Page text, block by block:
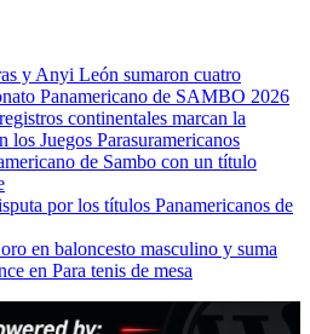
y Anyi León sumaron cuatro
Panamericano de SAMBO 2026
continentales marcan la
los Juegos Parasuramericanos
de Sambo con un título
por los títulos Panamericanos de
en baloncesto masculino y suma
en Para tenis de mesa